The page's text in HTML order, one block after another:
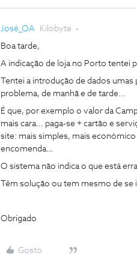
José_OA Kilobyte
Boa tarde,
A indicação de loja no Porto tentei
Tentei a introdução de dados
problema, de manhã e de tarde...
É que, por exemplo o valor da
mais cara… paga-se + cartão e
site: mais simples, mais
encomenda…
O sistema não indica o que está
Têm solução ou tem mesmo de se
Obrigado
Gosto